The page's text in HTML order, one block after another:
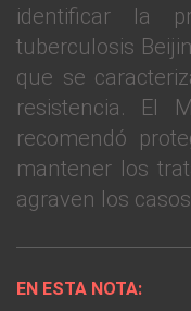
identificar la
tuberculosis
que se
resistencia. El
recomendó
mantener los
agraven los
EN ESTA NOTA: